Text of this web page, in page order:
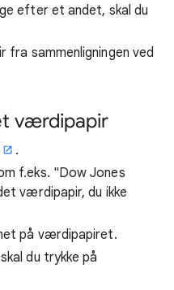
efter et andet, skal du
sammenligningen ved
værdipapir
.
f.eks. "Dow Jones
værdipapir, du ikke
på værdipapiret.
du trykke på